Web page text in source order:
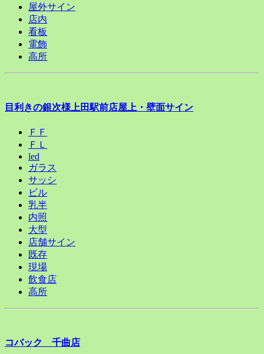
屋外サイン
店内
看板
電飾
高所
目利きの銀次様上田駅前店屋上・壁面サイン
ＦＦ
ＦＬ
led
ガラス
サッシ
ビル
乳半
内照
大型
店舗サイン
既存
現場
飲食店
高所
コバック 千曲店